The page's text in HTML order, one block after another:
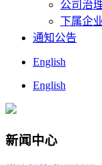
公司治
下属企
通知公告
English
English
新闻中心